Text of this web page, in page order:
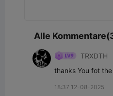
Alle
TRXDTH
thanks You fot
18:37 12-08-2025